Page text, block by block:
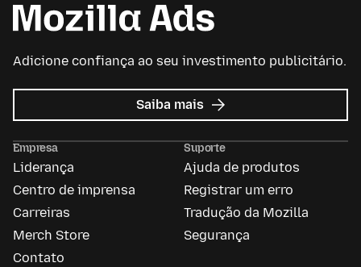
Adicione confiança ao seu investimento publicitário.
Saiba mais sobre
Mozilla
Empresa
Liderança
Centro de imprensa
Carreiras
Merch Store
Contato
Suporte
Ajuda de produtos
Registrar um erro
Tradução da Mozilla
Segurança